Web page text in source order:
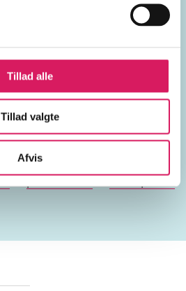
Tillad alle
Tillad valgte
Afvis